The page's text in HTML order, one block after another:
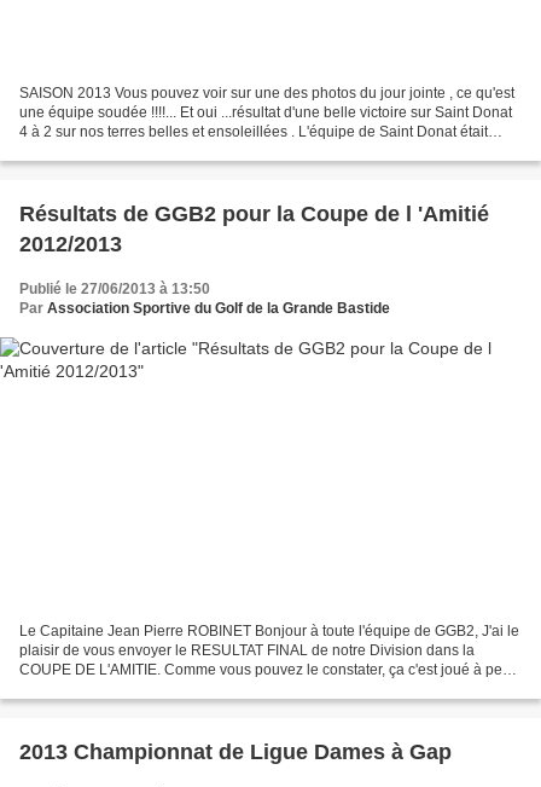
SAISON 2013 Vous pouvez voir sur une des photos du jour jointe , ce qu'est
une équipe soudée !!!!... Et oui ...résultat d'une belle victoire sur Saint Donat
4 à 2 sur nos terres belles et ensoleillées . L'équipe de Saint Donat était
Résultats de GGB2 pour la Coupe de l 'Amitié
2012/2013
Publié le 27/06/2013 à 13:50
Par Association Sportive du Golf de la Grande Bastide
Le Capitaine Jean Pierre ROBINET Bonjour à toute l'équipe de GGB2, J'ai le
plaisir de vous envoyer le RESULTAT FINAL de notre Division dans la
COUPE DE L'AMITIE. Comme vous pouvez le constater, ça c'est joué à peu
2013 Championnat de Ligue Dames à Gap